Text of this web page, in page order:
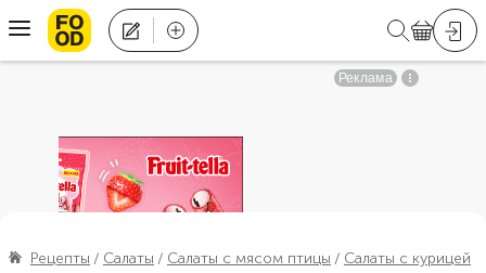
Рецепты Салаты Салаты с мясом птицы
Салаты с курицей